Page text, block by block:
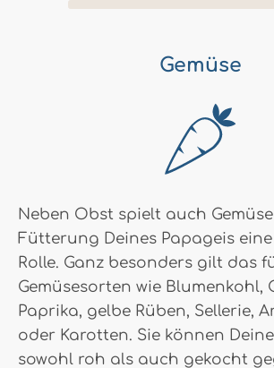
Gemüse
Neben Obst spielt auch
Fütterung Deines Papageis
Rolle. Ganz besonders gilt das
Gemüsesorten wie Blumenkohl,
Paprika, gelbe Rüben, Sellerie,
oder Karotten. Sie können
sowohl roh als auch gekocht